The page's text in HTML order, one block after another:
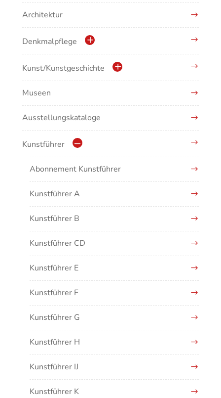
Architektur
Denkmalpflege
Kulturdenkmale in Baden-Württemberg
Kunst/Kunstgeschichte
Antike/Mittelalter
Renaissance/Barock/19. Jahrhundert
Moderne/Gegenwartskunst
Übergreifende Darstellungen
Museen
Ausstellungskataloge
Kunstführer
Abonnement Kunstführer
Kunstführer A
Kunstführer B
Kunstführer CD
Kunstführer E
Kunstführer F
Kunstführer G
Kunstführer H
Kunstführer IJ
Kunstführer K